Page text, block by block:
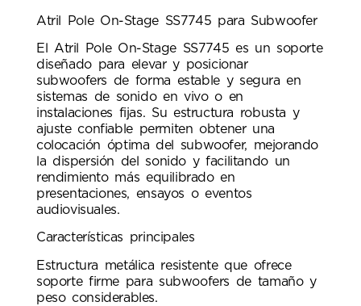
Atril Pole On-Stage SS7745 para Subwoofer
El Atril Pole On-Stage SS7745 es un soporte
diseñado para elevar y posicionar
subwoofers de forma estable y segura en
sistemas de sonido en vivo o en
instalaciones fijas. Su estructura robusta y
ajuste confiable permiten obtener una
colocación óptima del subwoofer, mejorando
la dispersión del sonido y facilitando un
rendimiento más equilibrado en
presentaciones, ensayos o eventos
audiovisuales.
Características principales
Estructura metálica resistente que ofrece
soporte firme para subwoofers de tamaño y
peso considerables.